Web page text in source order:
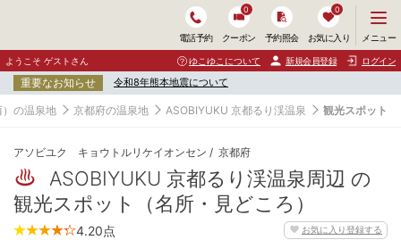
電話予約 クーポン
0
予約照会 お気に入り
0
ニ
ュ
ー
開
く
メニュー
ようこそ ゲストさん ゆこゆこについて 新規会員登録 ログイン
重要なお知らせ 令和8年熊本地震について
の温泉地 京都府の温泉地 ASOBIYUKU 京都るり渓温泉 観光スポット
アソビユク キョウトルリケイオンセン 京都府
ASOBIYUKU 京都るり渓温泉周辺 の
観光スポット（名所・見どころ）
お気に入り登録する
4.20点